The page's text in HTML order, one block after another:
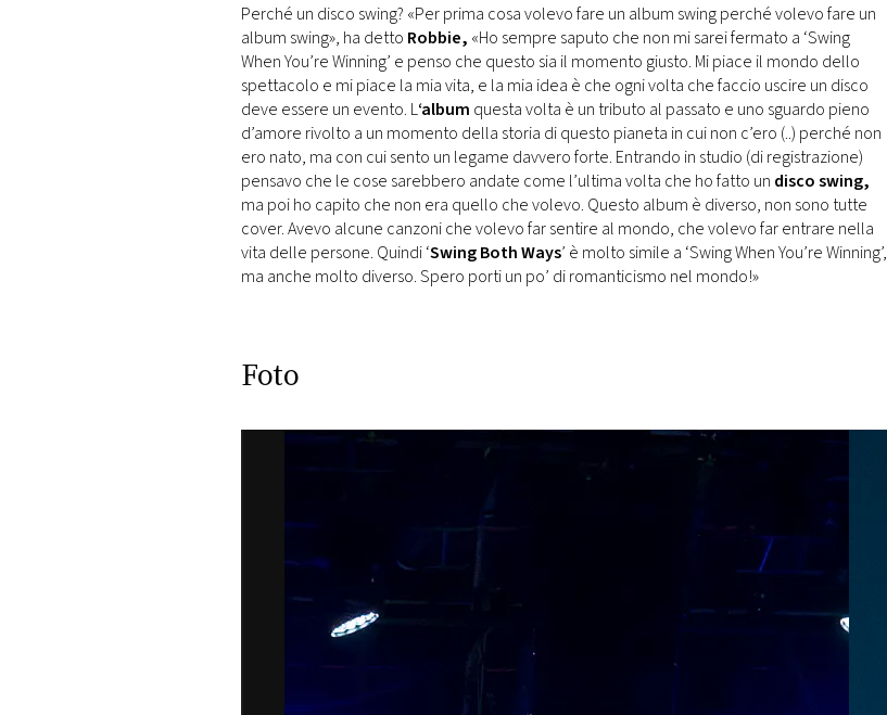
Perché un disco swing? «Per prima cosa volevo fare un album swing perché volevo fare un
album swing», ha detto Robbie, «Ho sempre saputo che non mi sarei fermato a ‘Swing
When You’re Winning’ e penso che questo sia il momento giusto. Mi piace il mondo dello
spettacolo e mi piace la mia vita, e la mia idea è che ogni volta che faccio uscire un disco
deve essere un evento. L‘album questa volta è un tributo al passato e uno sguardo pieno
d’amore rivolto a un momento della storia di questo pianeta in cui non c’ero (..) perché non
ero nato, ma con cui sento un legame davvero forte. Entrando in studio (di registrazione)
pensavo che le cose sarebbero andate come l’ultima volta che ho fatto un disco swing,
ma poi ho capito che non era quello che volevo. Questo album è diverso, non sono tutte
cover. Avevo alcune canzoni che volevo far sentire al mondo, che volevo far entrare nella
vita delle persone. Quindi ‘Swing Both Ways’ è molto simile a ‘Swing When You’re Winning’,
ma anche molto diverso. Spero porti un po’ di romanticismo nel mondo!»
Foto